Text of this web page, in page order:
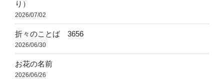
り）
2026/07/02
折々のことば 3656
2026/06/30
お花の名前
2026/06/26